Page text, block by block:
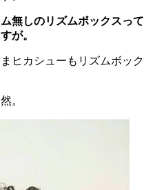
無しのリズムボックスって
が。
ヒカシューもリズムボック
。